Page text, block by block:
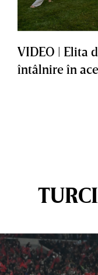
VIDEO | Elita
întâlnire în